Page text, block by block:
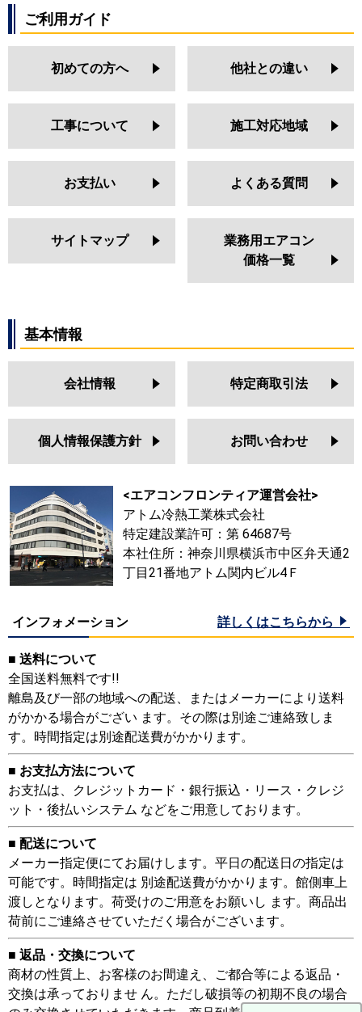
ご利用ガイド
初めての方へ 他社との違い
工事について 施工対応地域
お支払い よくある質問
サイトマップ
業務用エアコン
価格一覧
基本情報
会社情報 特定商取引法
個人情報保護方針 お問い合わせ
<エアコンフロンティア運営会社>
アトム冷熱工業株式会社
特定建設業許可：第 64687号
本社住所：神奈川県横浜市中区弁天通2
丁目21番地アトム関内ビル4Ｆ
インフォメーション 詳しくはこちらから
■ 送料について
全国送料無料です!!
離島及び一部の地域への配送、またはメーカーにより送料
がかかる場合がござい ます。その際は別途ご連絡致しま
す。時間指定は別途配送費がかかります。
■ お支払方法について
お支払は、クレジットカード・銀行振込・リース・クレジ
ット・後払いシステム などをご用意しております。
■ 配送について
メーカー指定便にてお届けします。平日の配送日の指定は
可能です。時間指定は 別途配送費がかかります。館側車上
渡しとなります。荷受けのご用意をお願いし ます。商品出
荷前にご連絡させていただく場合がございます。
■ 返品・交換について
商材の性質上、お客様のお間違え、ご都合等による返品・
交換は承っておりませ ん。ただし破損等の初期不良の場合